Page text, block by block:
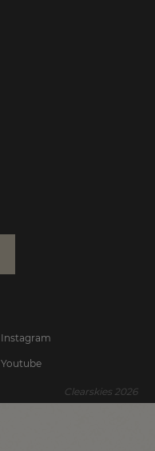
Instagram
Youtube
Clearskies 2026